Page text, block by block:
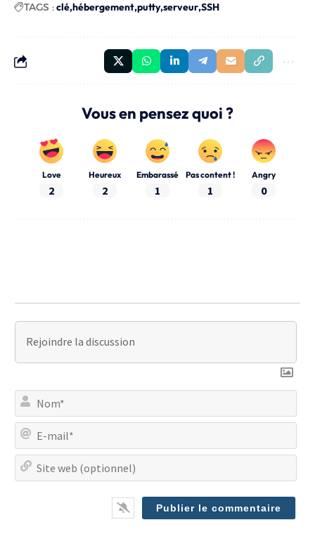
TAGS :clé hébergement putty serveur SSH
Vous en pensez quoi ?
Love
2
Heureux
2
Embarassé
1
Pas content !
1
Angry
0